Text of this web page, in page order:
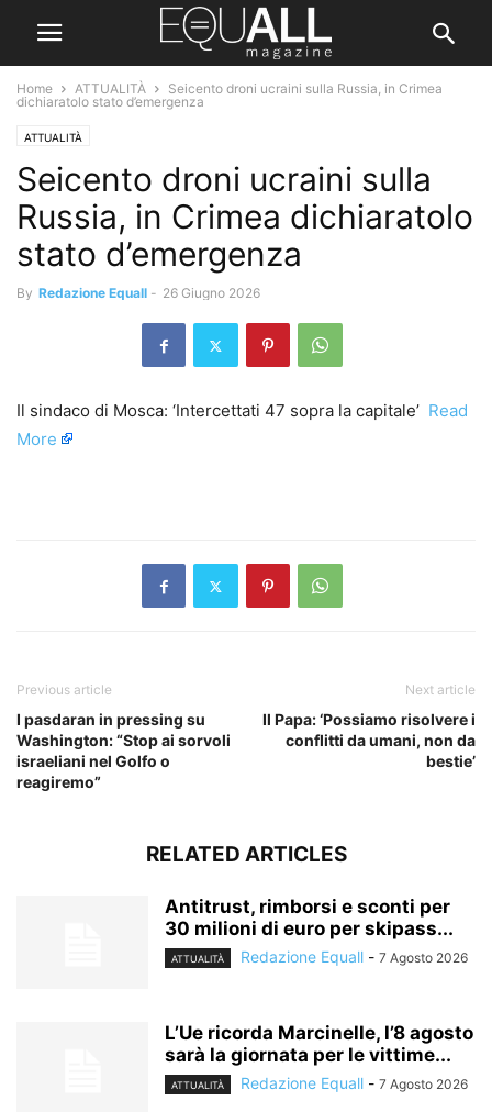
Home ATTUALITÀ
Seicento droni ucraini sulla Russia, in Crimea
dichiaratolo stato d’emergenza
ATTUALITÀ
Seicento droni ucraini sulla
Russia, in Crimea dichiaratolo
stato d’emergenza
By Redazione Equall - 26 Giugno 2026
Il sindaco di Mosca: ‘Intercettati 47 sopra la capitale’ ​ Read
More
Previous article
I pasdaran in pressing su
Washington: “Stop ai sorvoli
israeliani nel Golfo o
reagiremo”
Next article
Il Papa: ‘Possiamo risolvere i
conflitti da umani, non da
bestie’
RELATED ARTICLES
Antitrust, rimborsi e sconti per
30 milioni di euro per skipass...
ATTUALITÀ Redazione Equall - 7 Agosto 2026
L’Ue ricorda Marcinelle, l’8 agosto
sarà la giornata per le vittime...
ATTUALITÀ Redazione Equall - 7 Agosto 2026